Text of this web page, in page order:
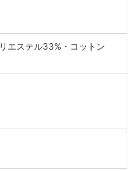
エステル33%・コットン